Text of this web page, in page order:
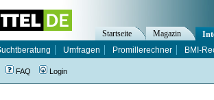
Startseite Magazin
Umfragen Promillerechner BMI-
FAQ Login